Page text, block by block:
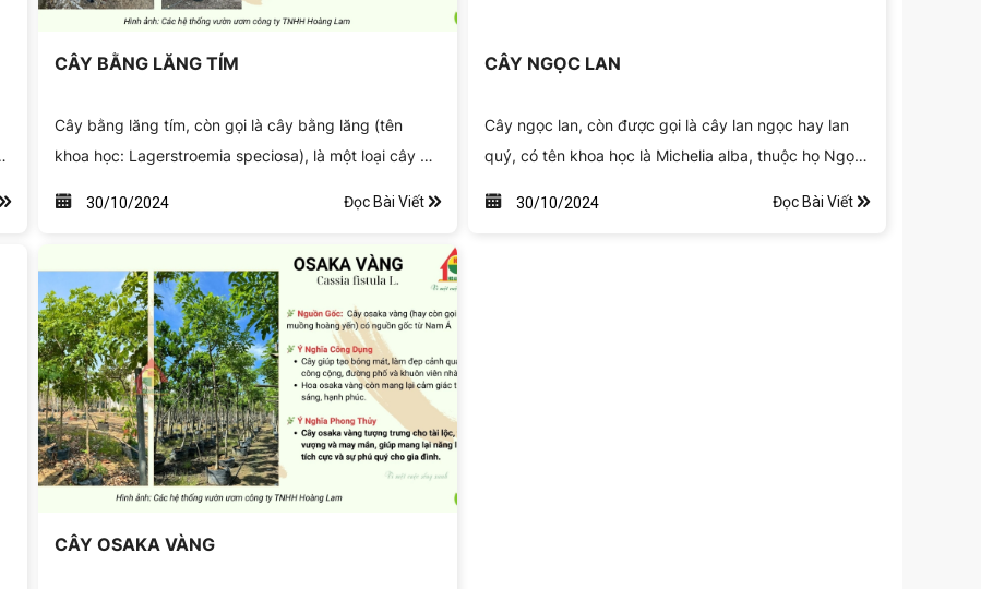
CÂY BẰNG LĂNG TÍM
Cây bằng lăng tím, còn gọi là cây bằng lăng (tên
khoa học: Lagerstroemia speciosa), là một loại cây gỗ
với những chùm hoa màu tím rực rỡ và tán lá rộng,
thành phố lớn, nhờ vẻ đẹp và khả năng tạo bóng mát.
30/10/2024 Đọc Bài Viết
CÂY NGỌC LAN
Cây ngọc lan, còn được gọi là cây lan ngọc hay lan
quý, có tên khoa học là Michelia alba, thuộc họ Ngọc
ưa chuộng trong trang trí cảnh quan và làm cây công
30/10/2024 Đọc Bài Viết
CÂY OSAKA VÀNG